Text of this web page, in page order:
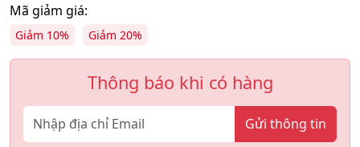
Mã giảm giá:
Giảm 10% Giảm 20%
Thông báo khi có hàng
Gửi thông tin